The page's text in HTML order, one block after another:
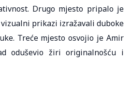
Drugo mjesto pripalo je
prikazi izražavali duboke
Treće mjesto osvojio je Amir
oduševio žiri originalnošću i